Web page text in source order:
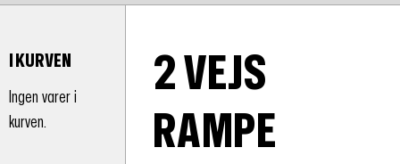
I KURVEN
Ingen varer i
kurven.
2 VEJS
RAMPE